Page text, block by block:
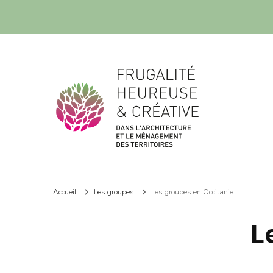
Frugalité dans l'architecture et le ménagement des territoires
Accueil Les groupes Les groupes en Occitanie